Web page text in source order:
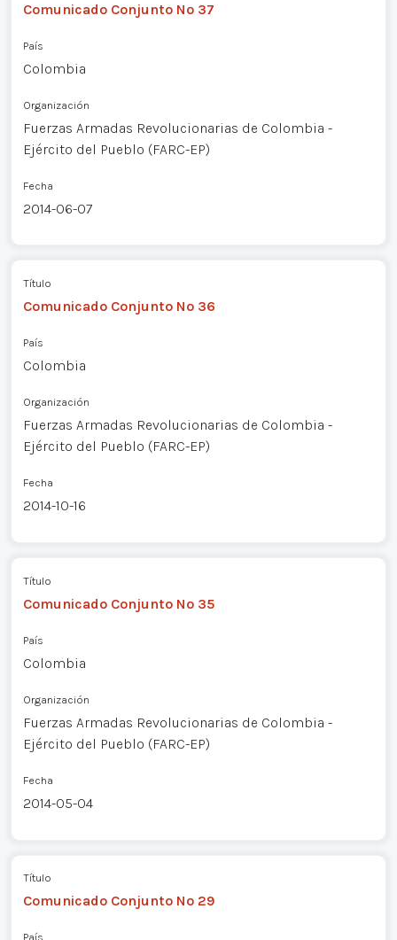
Comunicado Conjunto Nº 37
País
Colombia
Organización
Fuerzas Armadas Revolucionarias de Colombia -
Ejército del Pueblo (FARC-EP)
Fecha
2014-06-07
Título
Comunicado Conjunto Nº 36
País
Colombia
Organización
Fuerzas Armadas Revolucionarias de Colombia -
Ejército del Pueblo (FARC-EP)
Fecha
2014-10-16
Título
Comunicado Conjunto Nº 35
País
Colombia
Organización
Fuerzas Armadas Revolucionarias de Colombia -
Ejército del Pueblo (FARC-EP)
Fecha
2014-05-04
Título
Comunicado Conjunto Nº 29
País